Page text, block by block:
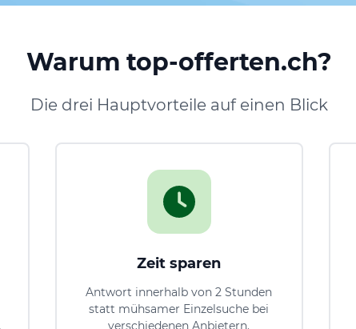
Warum top-offerten.ch?
Die drei Hauptvorteile auf einen Blick
Zeit sparen
Antwort innerhalb von 2 Stunden
statt mühsamer Einzelsuche bei
verschiedenen Anbietern.